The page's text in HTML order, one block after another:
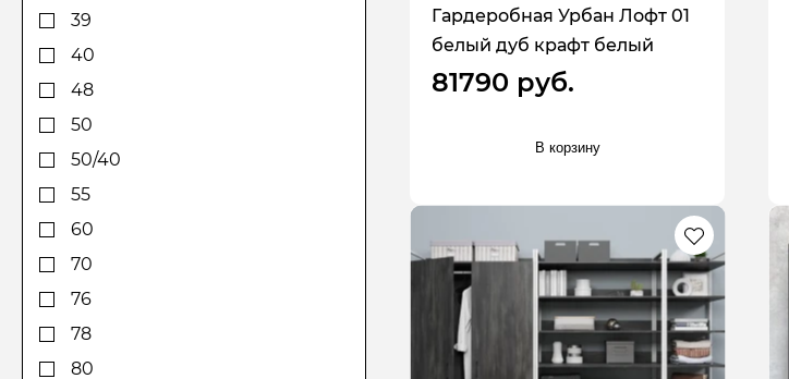
120
126
145
147,5
150
156
158
171
175
176
180
39
40
48
50
50/40
55
60
70
76
78
80
Гардеробная Урбан Лофт 01
белый дуб крафт белый
81790 руб.
В корзину